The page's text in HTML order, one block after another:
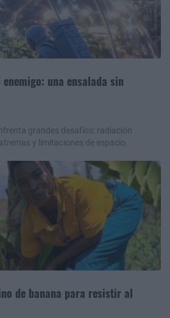
una ensalada sin
grandes desafíos: radiación
y limitaciones de espacio.
de banana para resistir al